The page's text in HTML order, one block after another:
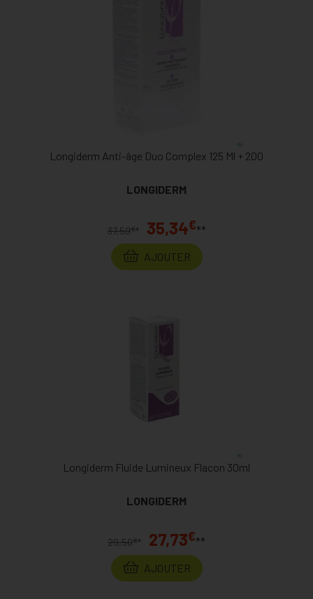
Longiderm Anti-âge Duo Complex 125 Ml + 200
LONGIDERM
37,59€ * 35,34€**
AJOUTER
Longiderm Fluide Lumineux Flacon 30ml
LONGIDERM
29,50€* 27,73€**
AJOUTER